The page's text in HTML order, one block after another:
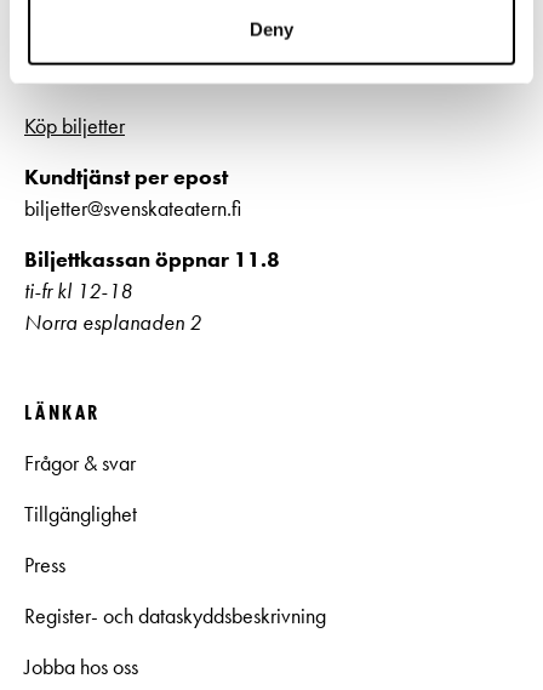
Deny
Köp biljetter
Kundtjänst per epost
biljetter@svenskateatern.fi
Biljettkassan öppnar 11.8
ti-fr kl 12-18
Norra esplanaden 2
LÄNKAR
Frågor & svar
Tillgänglighet
Press
Register- och dataskyddsbeskrivning
Jobba hos oss